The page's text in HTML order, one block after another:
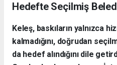
Hedefte Seçilmiş
Keleş, baskıların yalnızca
kalmadığını, doğrudan
da hedef alındığını dile